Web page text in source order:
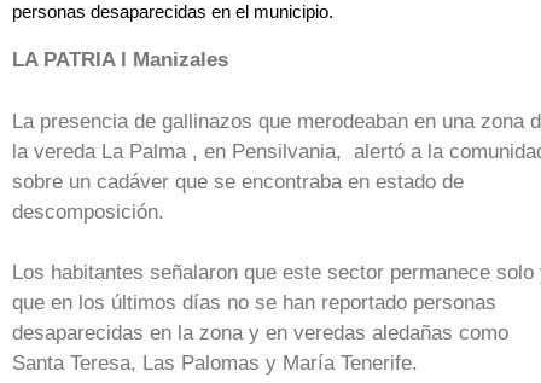
personas desaparecidas en el municipio.
LA PATRIA l Manizales
La presencia de gallinazos que merodeaban en una zona
la vereda La Palma , en Pensilvania, alertó a la
sobre un cadáver que se encontraba en estado de
descomposición.
Los habitantes señalaron que este sector permanece solo
que en los últimos días no se han reportado personas
desaparecidas en la zona y en veredas aledañas como
Santa Teresa, Las Palomas y María Tenerife.